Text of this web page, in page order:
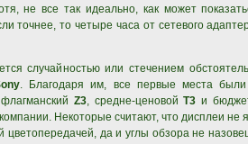
не все так идеально, как может
точнее, то четыре часа от сетевого
случайностью или стечением
. Благодаря им, все первые места были
Z3, средне-ценовойT3 и
Некоторые считают, что дисплеи не
цветопередачей, да и углы обзора не